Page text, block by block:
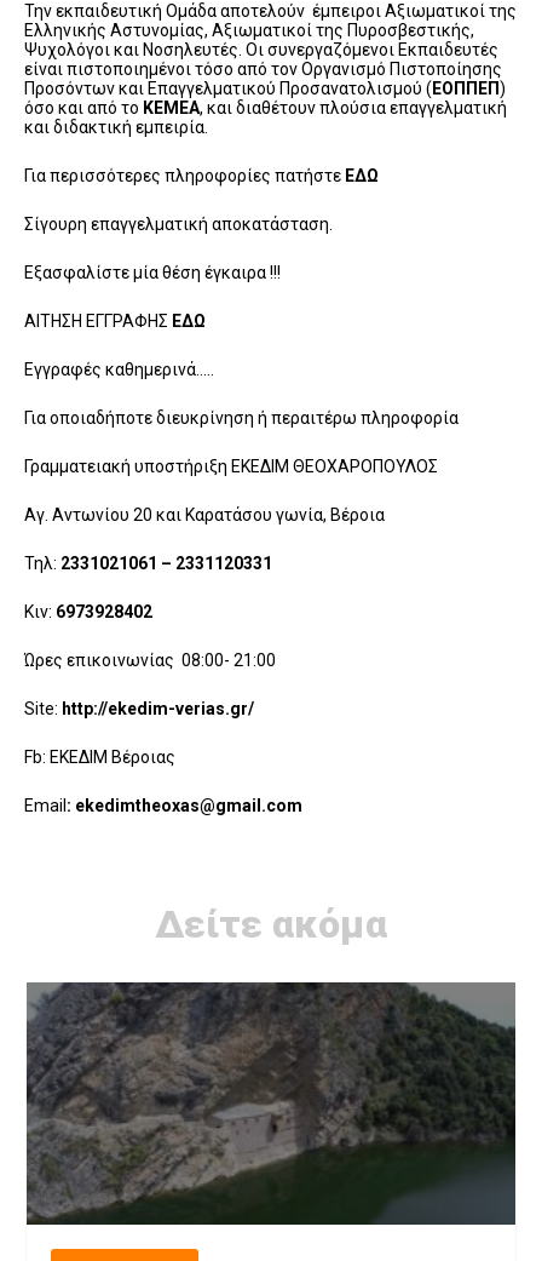
Την εκπαιδευτική Ομάδα αποτελούν έμπειροι Αξιωματικοί της
Ελληνικής Αστυνομίας, Αξιωματικοί της Πυροσβεστικής,
Ψυχολόγοι και Νοσηλευτές. Οι συνεργαζόμενοι Εκπαιδευτές
είναι πιστοποιημένοι τόσο από τον Οργανισμό Πιστοποίησης
Προσόντων και Επαγγελματικού Προσανατολισμού ( ΕΟΠΠΕΠ)
όσο και από το ΚΕΜΕΑ, και διαθέτουν πλούσια επαγγελματική
και διδακτική εμπειρία.
Για περισσότερες πληροφορίες πατήστε ΕΔΩ
Σίγουρη επαγγελματική αποκατάσταση.
Εξασφαλίστε μία θέση έγκαιρα !!!
ΑΙΤΗΣΗ ΕΓΓΡΑΦΗΣ ΕΔΩ
Εγγραφές καθημερινά…..
Για οποιαδήποτε διευκρίνηση ή περαιτέρω πληροφορία
Γραμματειακή υποστήριξη ΕΚΕΔΙΜ ΘΕΟΧΑΡΟΠΟΥΛΟΣ
Αγ. Αντωνίου 20 και Καρατάσου γωνία, Βέροια
Τηλ: 2331021061 – 2331120331
Κιν: 6973928402
Ώρες επικοινωνίας 08:00- 21:00
Site: http://ekedim-verias.gr/
Fb: ΕΚΕΔΙΜ Βέροιας
Email : ekedimtheoxas@gmail.com
Δείτε ακόμα